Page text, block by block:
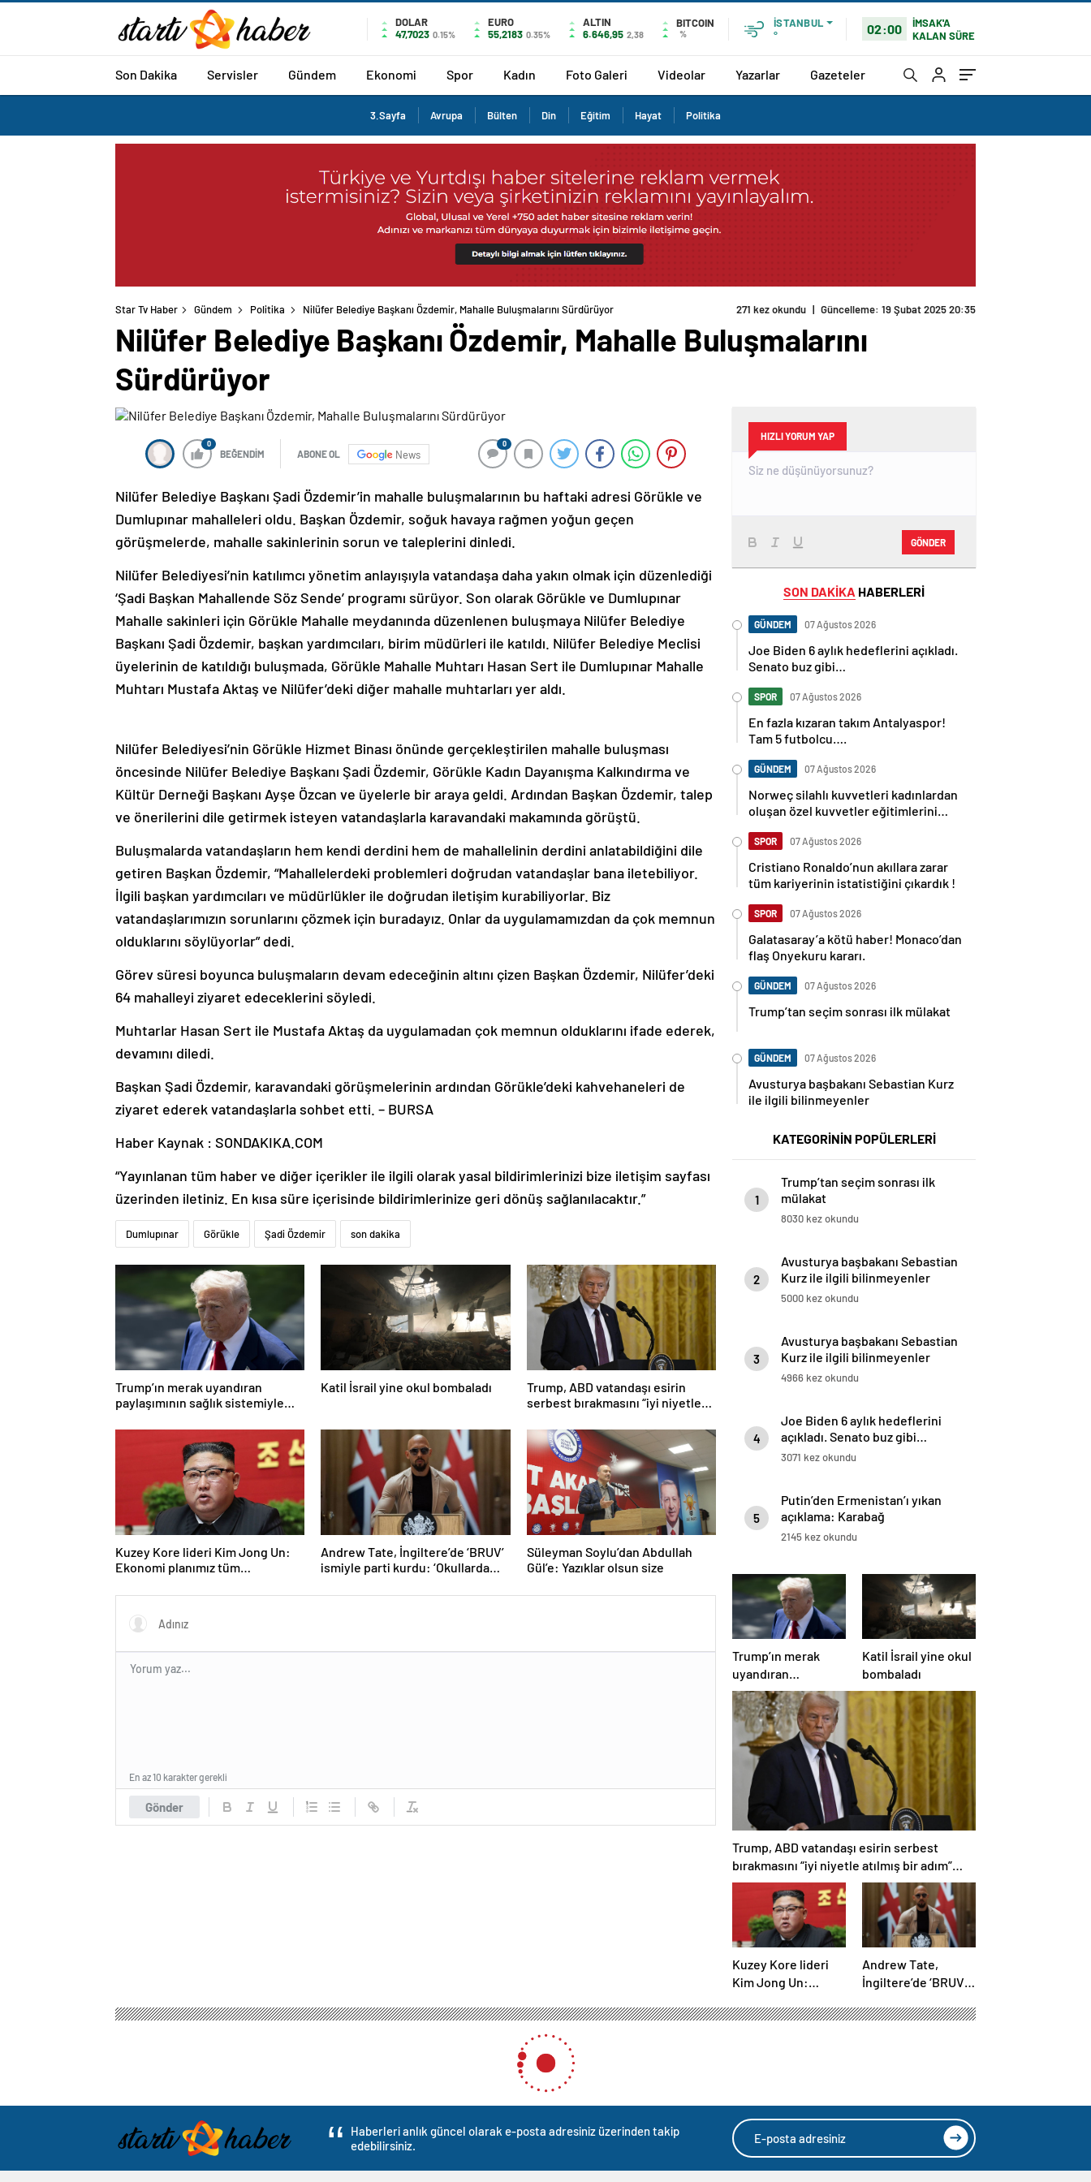
DOLAR
47,7023 0.15%
EURO
55,2183 0.35%
ALTIN
6.646,95 2,38
BITCOIN
%
İSTANBUL
°
02:00
İMSAK'A
KALAN SÜRE
Son Dakika Servisler Gündem Ekonomi Spor Kadın Foto Galeri Videolar Yazarlar Gazeteler
3.Sayfa Avrupa Bülten Din Eğitim Hayat Politika
Star Tv Haber Gündem Politika Nilüfer Belediye Başkanı Özdemir, Mahalle Buluşmalarını Sürdürüyor 271 kez okundu | Güncelleme: 19 Şubat 2025 20:35
Nilüfer Belediye Başkanı Özdemir, Mahalle Buluşmalarını
Sürdürüyor
0
BEĞENDİM ABONE OL News
0
Nilüfer Belediye Başkanı Şadi Özdemir’in mahalle buluşmalarının bu haftaki adresi Görükle ve
Dumlupınar mahalleleri oldu. Başkan Özdemir, soğuk havaya rağmen yoğun geçen
görüşmelerde, mahalle sakinlerinin sorun ve taleplerini dinledi.
Nilüfer Belediyesi’nin katılımcı yönetim anlayışıyla vatandaşa daha yakın olmak için düzenlediği
‘Şadi Başkan Mahallende Söz Sende’ programı sürüyor. Son olarak Görükle ve Dumlupınar
Mahalle sakinleri için Görükle Mahalle meydanında düzenlenen buluşmaya Nilüfer Belediye
Başkanı Şadi Özdemir, başkan yardımcıları, birim müdürleri ile katıldı. Nilüfer Belediye Meclisi
üyelerinin de katıldığı buluşmada, Görükle Mahalle Muhtarı Hasan Sert ile Dumlupınar Mahalle
Muhtarı Mustafa Aktaş ve Nilüfer’deki diğer mahalle muhtarları yer aldı.
Nilüfer Belediyesi’nin Görükle Hizmet Binası önünde gerçekleştirilen mahalle buluşması
öncesinde Nilüfer Belediye Başkanı Şadi Özdemir, Görükle Kadın Dayanışma Kalkındırma ve
Kültür Derneği Başkanı Ayşe Özcan ve üyelerle bir araya geldi. Ardından Başkan Özdemir, talep
ve önerilerini dile getirmek isteyen vatandaşlarla karavandaki makamında görüştü.
Buluşmalarda vatandaşların hem kendi derdini hem de mahallelinin derdini anlatabildiğini dile
getiren Başkan Özdemir, “Mahallelerdeki problemleri doğrudan vatandaşlar bana iletebiliyor.
İlgili başkan yardımcıları ve müdürlükler ile doğrudan iletişim kurabiliyorlar. Biz
vatandaşlarımızın sorunlarını çözmek için buradayız. Onlar da uygulamamızdan da çok memnun
olduklarını söylüyorlar” dedi.
Görev süresi boyunca buluşmaların devam edeceğinin altını çizen Başkan Özdemir, Nilüfer’deki
64 mahalleyi ziyaret edeceklerini söyledi.
Muhtarlar Hasan Sert ile Mustafa Aktaş da uygulamadan çok memnun olduklarını ifade ederek,
devamını diledi.
Başkan Şadi Özdemir, karavandaki görüşmelerinin ardından Görükle’deki kahvehaneleri de
ziyaret ederek vatandaşlarla sohbet etti. – BURSA
Haber Kaynak : SONDAKIKA.COM
“Yayınlanan tüm haber ve diğer içerikler ile ilgili olarak yasal bildirimlerinizi bize iletişim sayfası
üzerinden iletiniz. En kısa süre içerisinde bildirimlerinize geri dönüş sağlanılacaktır.”
Dumlupınar Görükle Şadi Özdemir son dakika
Trump’ın merak uyandıran
paylaşımının sağlık sistemiyle
Katil İsrail yine okul bombaladı
Trump, ABD vatandaşı esirin
serbest bırakmasını “iyi niyetle
değerlendirdi
Kuzey Kore lideri Kim Jong Un:
Ekonomi planımız tüm
Andrew Tate, İngiltere’de ‘BRUV’
ismiyle parti kurdu: ‘Okullarda
yasaklayacağız’
Süleyman Soylu’dan Abdullah
Gül’e: Yazıklar olsun size
Gönder
En az 10 karakter gerekli
HIZLI YORUM YAP
GÖNDER
SON DAKİKA HABERLERİ
GÜNDEM 07 Ağustos 2026
Joe Biden 6 aylık hedeflerini açıkladı.
Senato buz gibi…
SPOR 07 Ağustos 2026
En fazla kızaran takım Antalyaspor!
Tam 5 futbolcu….
GÜNDEM 07 Ağustos 2026
Norweç silahlı kuvvetleri kadınlardan
oluşan özel kuvvetler eğitimlerini
SPOR 07 Ağustos 2026
Cristiano Ronaldo’nun akıllara zarar
tüm kariyerinin istatistiğini çıkardık !
SPOR 07 Ağustos 2026
Galatasaray’a kötü haber! Monaco’dan
flaş Onyekuru kararı.
GÜNDEM 07 Ağustos 2026
Trump’tan seçim sonrası ilk mülakat
GÜNDEM 07 Ağustos 2026
Avusturya başbakanı Sebastian Kurz
ile ilgili bilinmeyenler
KATEGORİNİN POPÜLERLERİ
1
Trump’tan seçim sonrası ilk
mülakat
8030 kez okundu
2
Avusturya başbakanı Sebastian
Kurz ile ilgili bilinmeyenler
5000 kez okundu
3
Avusturya başbakanı Sebastian
Kurz ile ilgili bilinmeyenler
4966 kez okundu
4
Joe Biden 6 aylık hedeflerini
açıkladı. Senato buz gibi…
3071 kez okundu
5
Putin’den Ermenistan’ı yıkan
açıklama: Karabağ
Azerbaycan’ın ayrılmaz bir
2145 kez okundu
Trump’ın merak
uyandıran
paylaşımının sağlık
sistemiyle ilgili
kararname olduğu
anlaşıldı
Katil İsrail yine okul
bombaladı
Trump, ABD vatandaşı esirin serbest
bırakmasını “iyi niyetle atılmış bir adım”
olarak değerlendirdi
Kuzey Kore lideri
Kim Jong Un:
tüm sektörlerde
Andrew Tate,
İngiltere’de ‘BRUV’
‘Okullarda LGBT
Haberleri anlık güncel olarak e-posta adresiniz üzerinden takip
edebilirsiniz.